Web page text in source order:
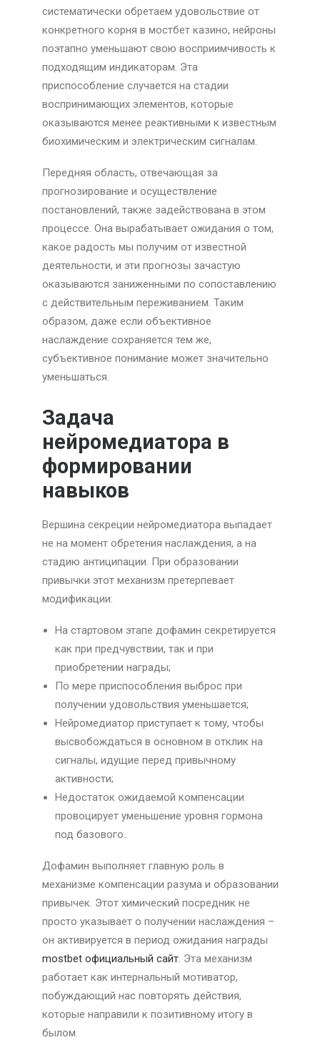
систематически обретаем удовольствие от
конкретного корня в мостбет казино, нейроны
поэтапно уменьшают свою восприимчивость к
подходящим индикаторам. Эта
приспособление случается на стадии
воспринимающих элементов, которые
оказываются менее реактивными к известным
биохимическим и электрическим сигналам.
Передняя область, отвечающая за
прогнозирование и осуществление
постановлений, также задействована в этом
процессе. Она вырабатывает ожидания о том,
какое радость мы получим от известной
деятельности, и эти прогнозы зачастую
оказываются заниженными по сопоставлению
с действительным переживанием. Таким
образом, даже если объективное
наслаждение сохраняется тем же,
субъективное понимание может значительно
уменьшаться.
Задача
нейромедиатора в
формировании
навыков
Вершина секреции нейромедиатора выпадает
не на момент обретения наслаждения, а на
стадию антиципации. При образовании
привычки этот механизм претерпевает
модификации:
На стартовом этапе дофамин секретируется
как при предчувствии, так и при
приобретении награды;
По мере приспособления выброс при
получении удовольствия уменьшается;
Нейромедиатор приступает к тому, чтобы
высвобождаться в основном в отклик на
сигналы, идущие перед привычному
активности;
Недостаток ожидаемой компенсации
провоцирует уменьшение уровня гормона
под базового.
Дофамин выполняет главную роль в
механизме компенсации разума и образовании
привычек. Этот химический посредник не
просто указывает о получении наслаждения –
он активируется в период ожидания награды
mostbet официальный сайт. Эта механизм
работает как интернальный мотиватор,
побуждающий нас повторять действия,
которые направили к позитивному итогу в
былом.